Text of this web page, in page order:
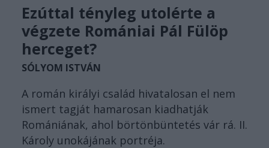
Ezúttal tényleg utolérte a
végzete Romániai Pál Fülöp
herceget?
SÓLYOM ISTVÁN
A román királyi család hivatalosan el nem
ismert tagját hamarosan kiadhatják
Romániának, ahol börtönbüntetés vár rá. II.
Károly unokájának portréja.